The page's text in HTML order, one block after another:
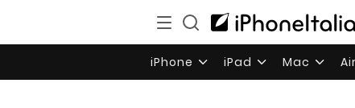
iPhone iPad Mac